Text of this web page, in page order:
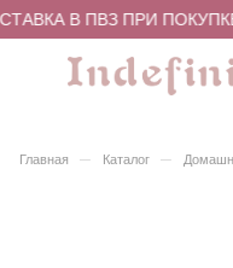
В ПВЗ ПРИ
Главная – Каталог –